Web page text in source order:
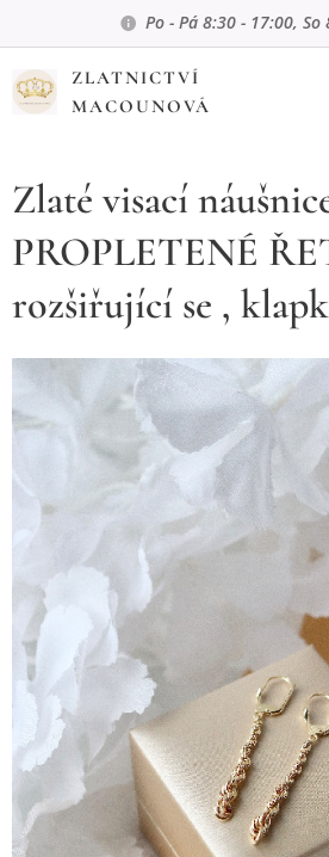
Po - Pá 8:30 - 17:00, So
ZLATNICTVÍ
MACOUNOVÁ
Zlaté visací
PROPLETENÉ
rozšiřující se ,